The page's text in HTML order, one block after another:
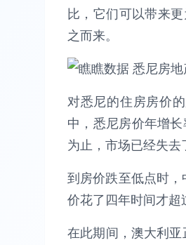
比，它们可以带来
之而来。
对悉尼的住房房价
中，悉尼房价年增
为止，市场已经失去
到房价跌至低点时
价花了四年时间才超
在此期间，澳大利